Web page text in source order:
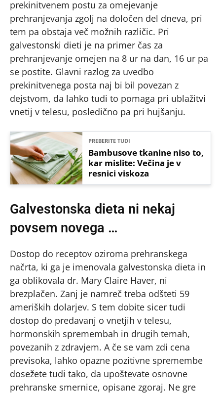
prekinitvenem postu za omejevanje
prehranjevanja zgolj na določen del dneva, pri
tem pa obstaja več možnih različic. Pri
galvestonski dieti je na primer čas za
prehranjevanje omejen na 8 ur na dan, 16 ur pa
se postite. Glavni razlog za uvedbo
prekinitvenega posta naj bi bil povezan z
dejstvom, da lahko tudi to pomaga pri ublažitvi
vnetij v telesu, posledično pa pri hujšanju.
PREBERITE TUDI
Bambusove tkanine niso to,
kar mislite: Večina je v
resnici viskoza
Galvestonska dieta ni nekaj
povsem novega …
Dostop do receptov oziroma prehranskega
načrta, ki ga je imenovala galvestonska dieta in
ga oblikovala dr. Mary Claire Haver, ni
brezplačen. Zanj je namreč treba odšteti 59
ameriških dolarjev. S tem dobite sicer tudi
dostop do predavanj o vnetjih v telesu,
hormonskih spremembah in drugih temah,
povezanih z zdravjem. A če se vam zdi cena
previsoka, lahko opazne pozitivne spremembe
dosežete tudi tako, da upoštevate osnovne
prehranske smernice, opisane zgoraj. Ne gre